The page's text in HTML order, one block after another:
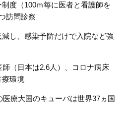
度（100ｍ毎に医者と看護師を
訪問診察
し、感染予防だけで入院など強
師（日本は2.6人）、コロナ病床
環境
医療大国のキューバは世界37ヵ国